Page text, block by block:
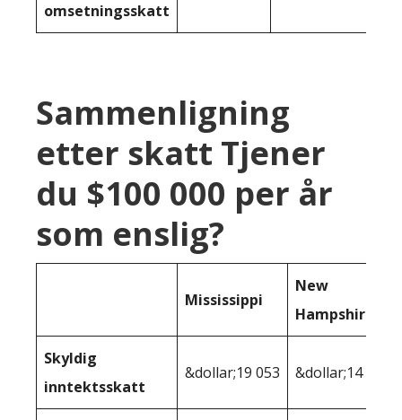
omsetningsskatt
Sammenligning
etter skatt Tjener
du $100 000 per år
som enslig?
Mississippi
New
Hampshire
Skyldig
inntektsskatt
&dollar;19 053 &dollar;14 768